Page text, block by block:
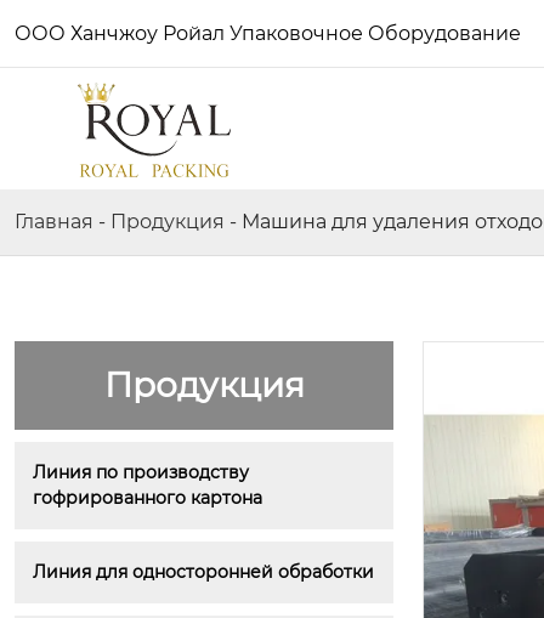
ООО Ханчжоу Ройал Упаковочное Оборудование
Главная - Продукция - Машина для удаления
Продукция
Линия по производству
гофрированного картона
Линия для односторонней обработки